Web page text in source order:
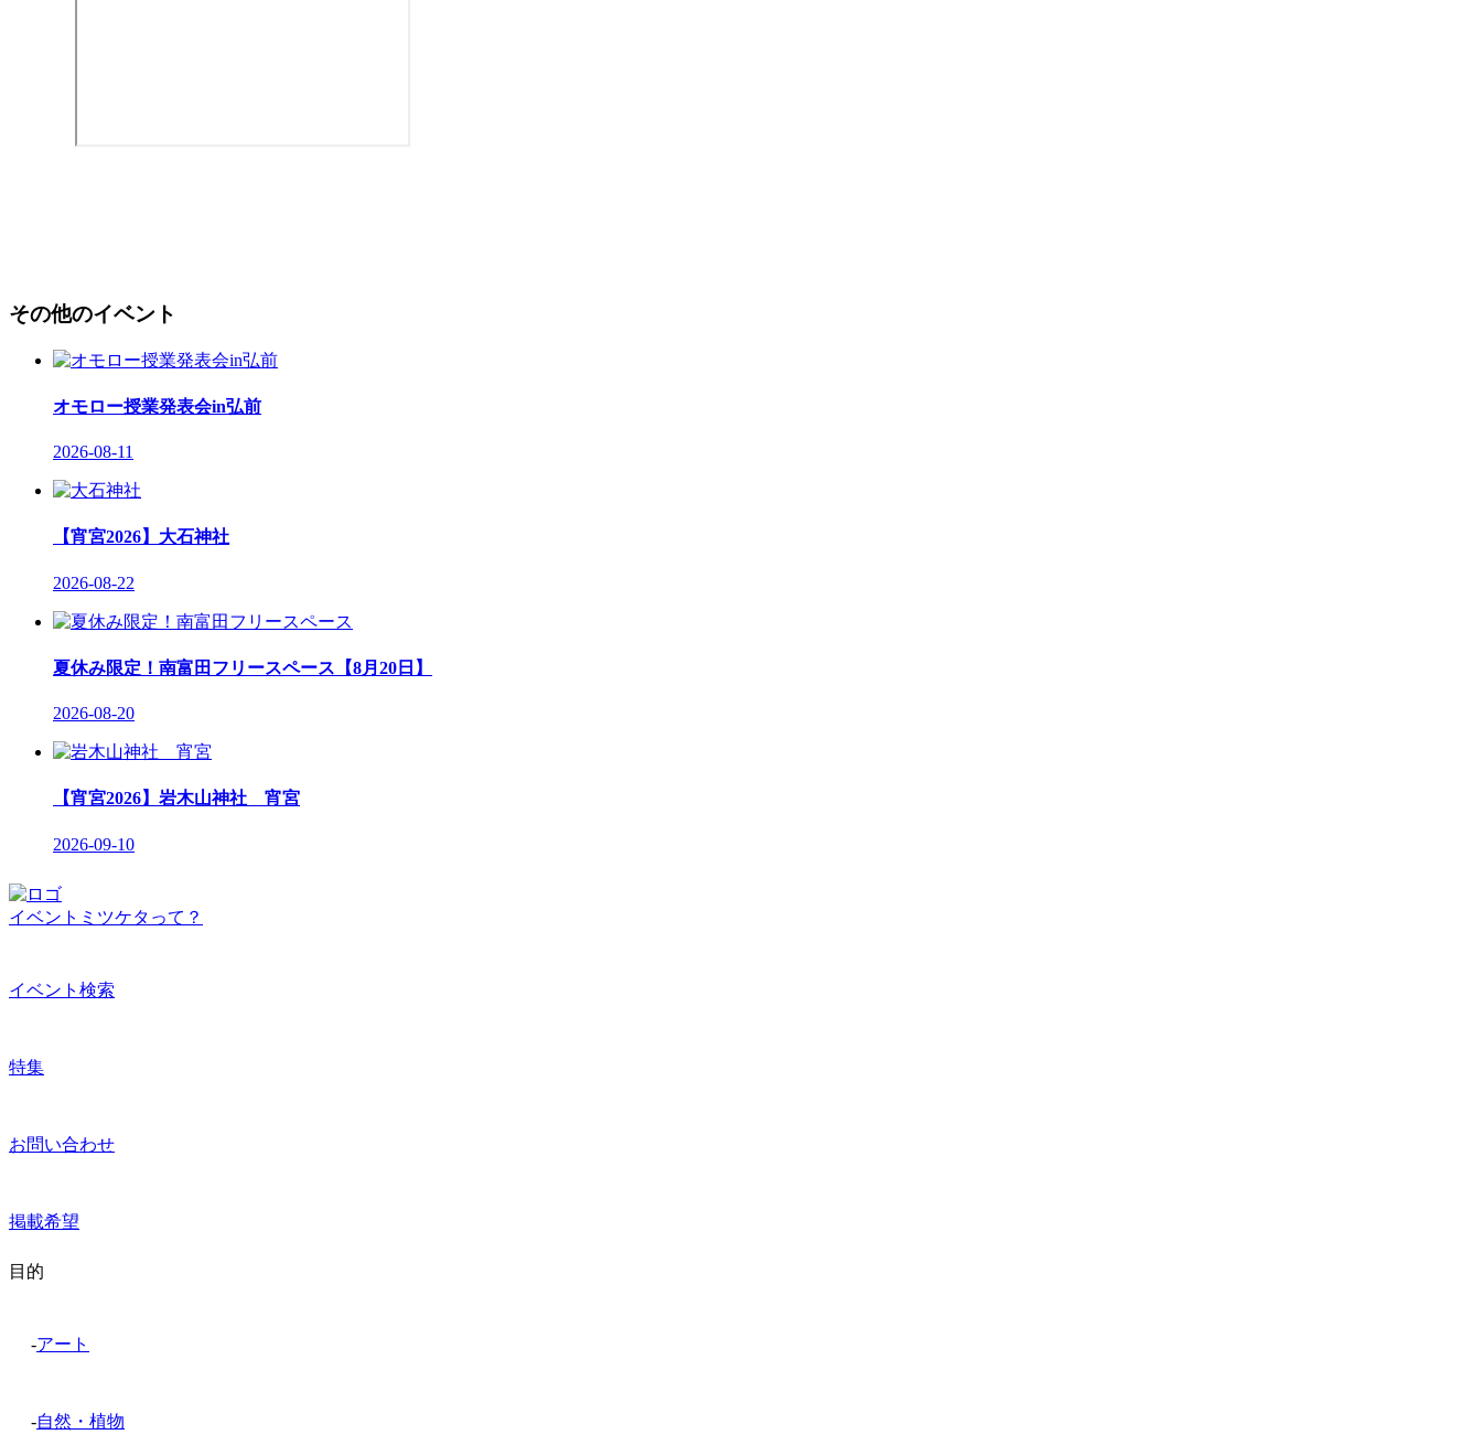
その他のイベント
オモロー授業発表会in弘前
2026-08-11
【宵宮2026】大石神社
2026-08-22
夏休み限定！南富田フリースペース【8月20日】
2026-08-20
【宵宮2026】岩木山神社 宵宮
2026-09-10
イベントミツケタって？
イベント検索
特集
お問い合わせ
掲載希望
目的
-アート
-自然・植物